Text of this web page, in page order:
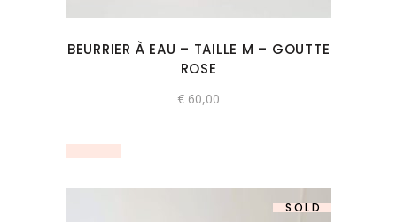
BEURRIER À EAU – TAILLE M – GOUTTE
ROSE
€ 60,00
SOLD